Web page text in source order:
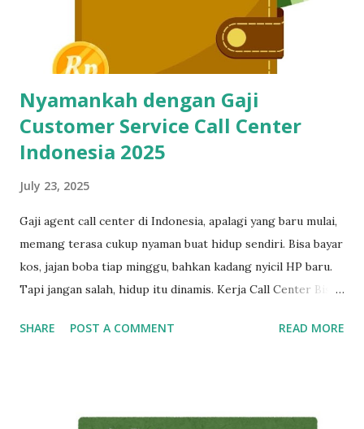
cuma buat call center, tapi juga buat virtual assistant, admin
remote, customer service e-commerce, bahkan freelance
data entry. Semuanya butuh skil...
Nyamankah dengan Gaji
Customer Service Call Center
Indonesia 2025
July 23, 2025
Gaji agent call center di Indonesia, apalagi yang baru mulai,
memang terasa cukup nyaman buat hidup sendiri. Bisa bayar
kos, jajan boba tiap minggu, bahkan kadang nyicil HP baru.
Tapi jangan salah, hidup itu dinamis. Kerja Call Center Bisa
dari itu, kalau sekarang masih betah kerja sebagai customer
Raya” Tahun 2013, seorang anak muda umur 20 tahun kerja
SHARE POST A COMMENT READ MORE